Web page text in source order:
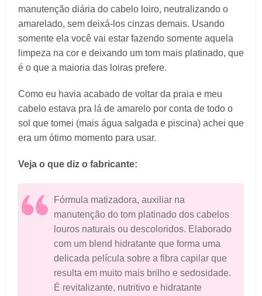
manutenção diária do cabelo loiro, neutralizando o
amarelado, sem deixá-los cinzas demais. Usando
somente ela você vai estar fazendo somente aquela
limpeza na cor e deixando um tom mais platinado, que
é o que a maioria das loiras prefere.
Como eu havia acabado de voltar da praia e meu
cabelo estava pra lá de amarelo por conta de todo o
sol que tomei (mais água salgada e piscina) achei que
era um ótimo momento para usar.
Veja o que diz o fabricante:
Fórmula matizadora, auxiliar na
manutenção do tom platinado dos cabelos
louros naturais ou descoloridos. Elaborado
com um blend hidratante que forma uma
delicada película sobre a fibra capilar que
resulta em muito mais brilho e sedosidade.
É revitalizante, nutritivo e hidratante